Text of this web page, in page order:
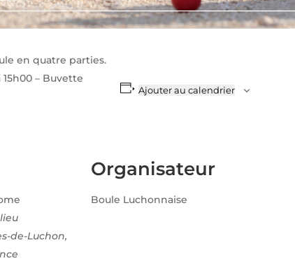
en quatre parties.
– Buvette
Ajouter au calendrier
de-Luchon,
Organisateur
Boule Luchonnaise